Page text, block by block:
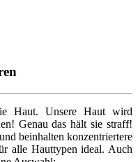
Haut. Unsere Haut wird
Genau das hält sie straff!
beinhalten konzentriertere
alle Hauttypen ideal. Auch